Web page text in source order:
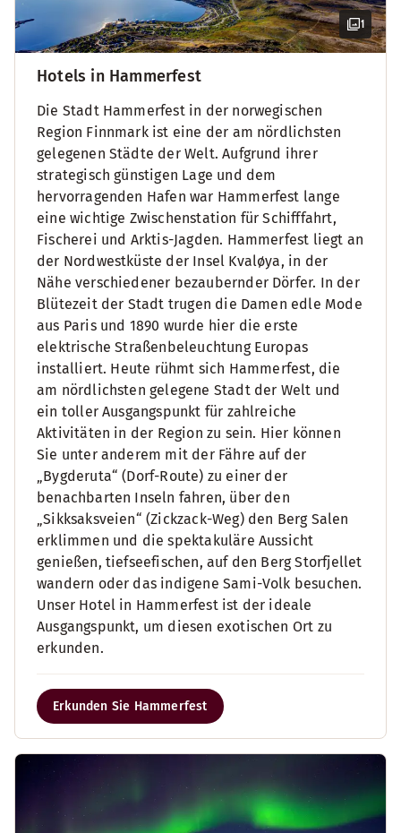
1
Hotels in Hammerfest
Die Stadt Hammerfest in der norwegischen
Region Finnmark ist eine der am nördlichsten
gelegenen Städte der Welt. Aufgrund ihrer
strategisch günstigen Lage und dem
hervorragenden Hafen war Hammerfest lange
eine wichtige Zwischenstation für Schifffahrt,
Fischerei und Arktis-Jagden. Hammerfest liegt an
der Nordwestküste der Insel Kvaløya, in der
Nähe verschiedener bezaubernder Dörfer. In der
Blütezeit der Stadt trugen die Damen edle Mode
aus Paris und 1890 wurde hier die erste
elektrische Straßenbeleuchtung Europas
installiert. Heute rühmt sich Hammerfest, die
am nördlichsten gelegene Stadt der Welt und
ein toller Ausgangspunkt für zahlreiche
Aktivitäten in der Region zu sein. Hier können
Sie unter anderem mit der Fähre auf der
„Bygderuta“ (Dorf-Route) zu einer der
benachbarten Inseln fahren, über den
„Sikksaksveien“ (Zickzack-Weg) den Berg Salen
erklimmen und die spektakuläre Aussicht
genießen, tiefseefischen, auf den Berg Storfjellet
wandern oder das indigene Sami-Volk besuchen.
Unser Hotel in Hammerfest ist der ideale
Ausgangspunkt, um diesen exotischen Ort zu
erkunden.
Erkunden Sie Hammerfest